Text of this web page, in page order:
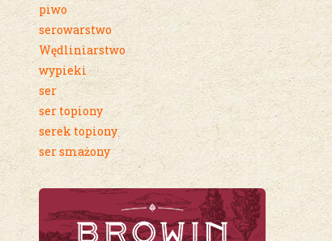
piwo
serowarstwo
Wędliniarstwo
wypieki
ser
ser topiony
serek topiony
ser smażony